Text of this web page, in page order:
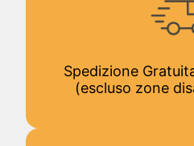
Spedizione
(escluso zone